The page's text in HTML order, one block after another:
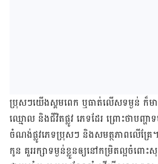
ប្រុសៗ​យើង​​ស្គម​ពេក ឬ​ធាត់​លើស​ទម្ងន់ ក៏​មា
ឈ្មោល និង​ជីវិត​ផ្លូវ ​ភេទ​ដែរ ព្រោះ​ថា​បញ្ហា​
ចំណង់​ផ្លូវ​ភេទ​ប្រុសៗ និង​សមត្ថ​ភាព​លើ​គ្រែ​
កូន​ គួរ​រក្សា​ទម្ងន់​ខ្លួន​ឲ្យ​នៅ​កម្រិត​ល្អ​ចំពោ